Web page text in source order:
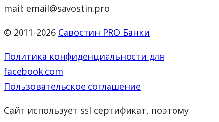
mail: email@savostin.pro
© 2011-2026 Савостин PRO Банки
Политика конфиденциальности для
facebook.com
Пользовательское соглашение
Сайт использует ssl сертификат, поэтому